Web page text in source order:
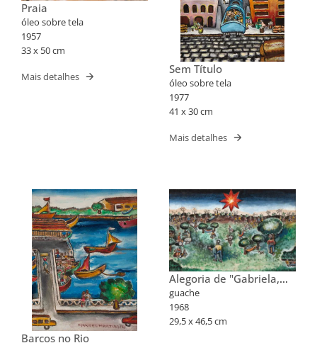
Praia
óleo sobre tela
1957
33 x 50 cm
Mais detalhes
Sem Título
óleo sobre tela
1977
41 x 30 cm
Mais detalhes
Barcos no Rio
Alegoria de "Gabriela,
Cravo e Canela"
guache
1968
29,5 x 46,5 cm